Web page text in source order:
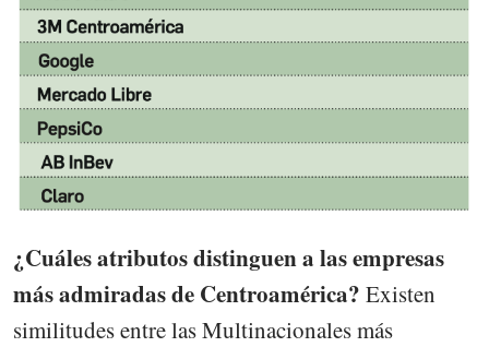
¿Cuáles atributos distinguen a las empresas
más admiradas de Centroamérica? Existen
similitudes entre las Multinacionales más